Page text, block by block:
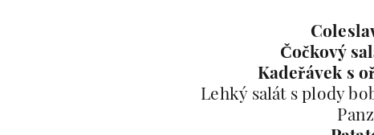
Čočkový
Kadeřávek s
Lehký salát s plody